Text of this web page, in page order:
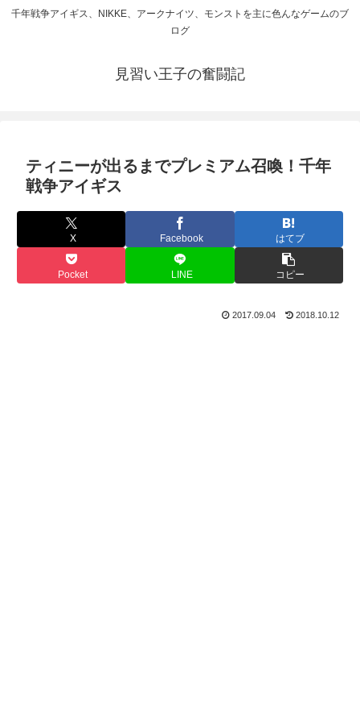
千年戦争アイギス、NIKKE、アークナイツ、モンストを主に色んなゲームのブ
ログ
見習い王子の奮闘記
ティニーが出るまでプレミアム召喚！千年
戦争アイギス
X Facebook はてブ
Pocket LINE コピー
2017.09.04 2018.10.12